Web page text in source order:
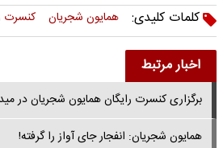
کلمات کلیدی:
همایون شجریان کنسرت
اخبار مرتبط
برگزاری کنسرت رایگان همایون شجریان در
همایون شجریان: انفجار جای آواز را گرفته!